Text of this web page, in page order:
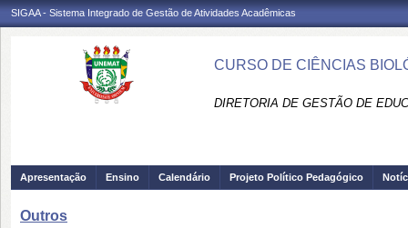
SIGAA - Sistema Integrado de Gestão de Atividades Acadêmicas
CURSO DE CIÊNCIAS
DIRETORIA DE GESTÃO DE
Apresentação Ensino Calendário Projeto Político Pedagógico
Outros